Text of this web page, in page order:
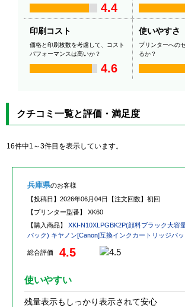
4.4
印刷コスト
価格と印刷枚数を考慮して、コスト
パフォーマンスは高いか？
4.6
使いやすさ
プリンターへの
るか？
クチコミ一覧と評価・満足度
16件中1～3件目を表示しています。
兵庫県のお客様
【投稿日】 2026年06月04日 【注文回数】 初回
【プリンター型番】 XK60
【購入商品】 XKI-N10XLPGBK2P(顔料ブラック大容
パック) キヤノン[Canon]互換インクカートリッジパッ
総合評価 4.5
使いやすい
残量表示もしっかり表示されて安心